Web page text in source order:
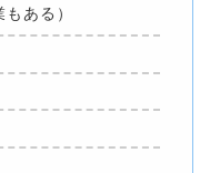
ある）